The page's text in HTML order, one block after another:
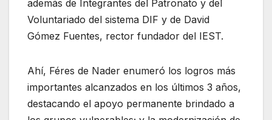
además de Integrantes del Patronato y del
Voluntariado del sistema DIF y de David
Gómez Fuentes, rector fundador del IEST.
Ahí, Féres de Nader enumeró los logros más
importantes alcanzados en los últimos 3 años,
destacando el apoyo permanente brindado a